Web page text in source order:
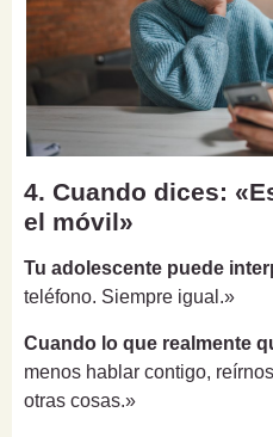
4. Cuando dices:
el móvil»
Tu adolescente puede
teléfono. Siempre igual.»
Cuando lo que realmente
menos hablar contigo,
otras cosas.»